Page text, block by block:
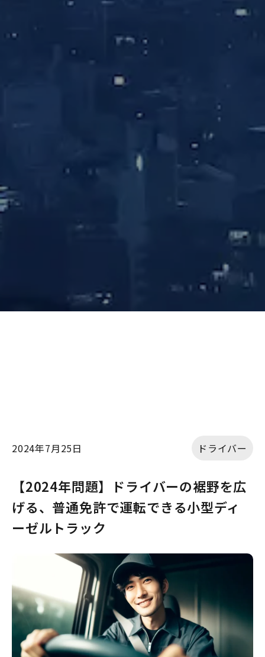
2024年7月25日 ドライバー
【2024年問題】ドライバーの裾野を広
げる、普通免許で運転できる小型ディ
ーゼルトラック